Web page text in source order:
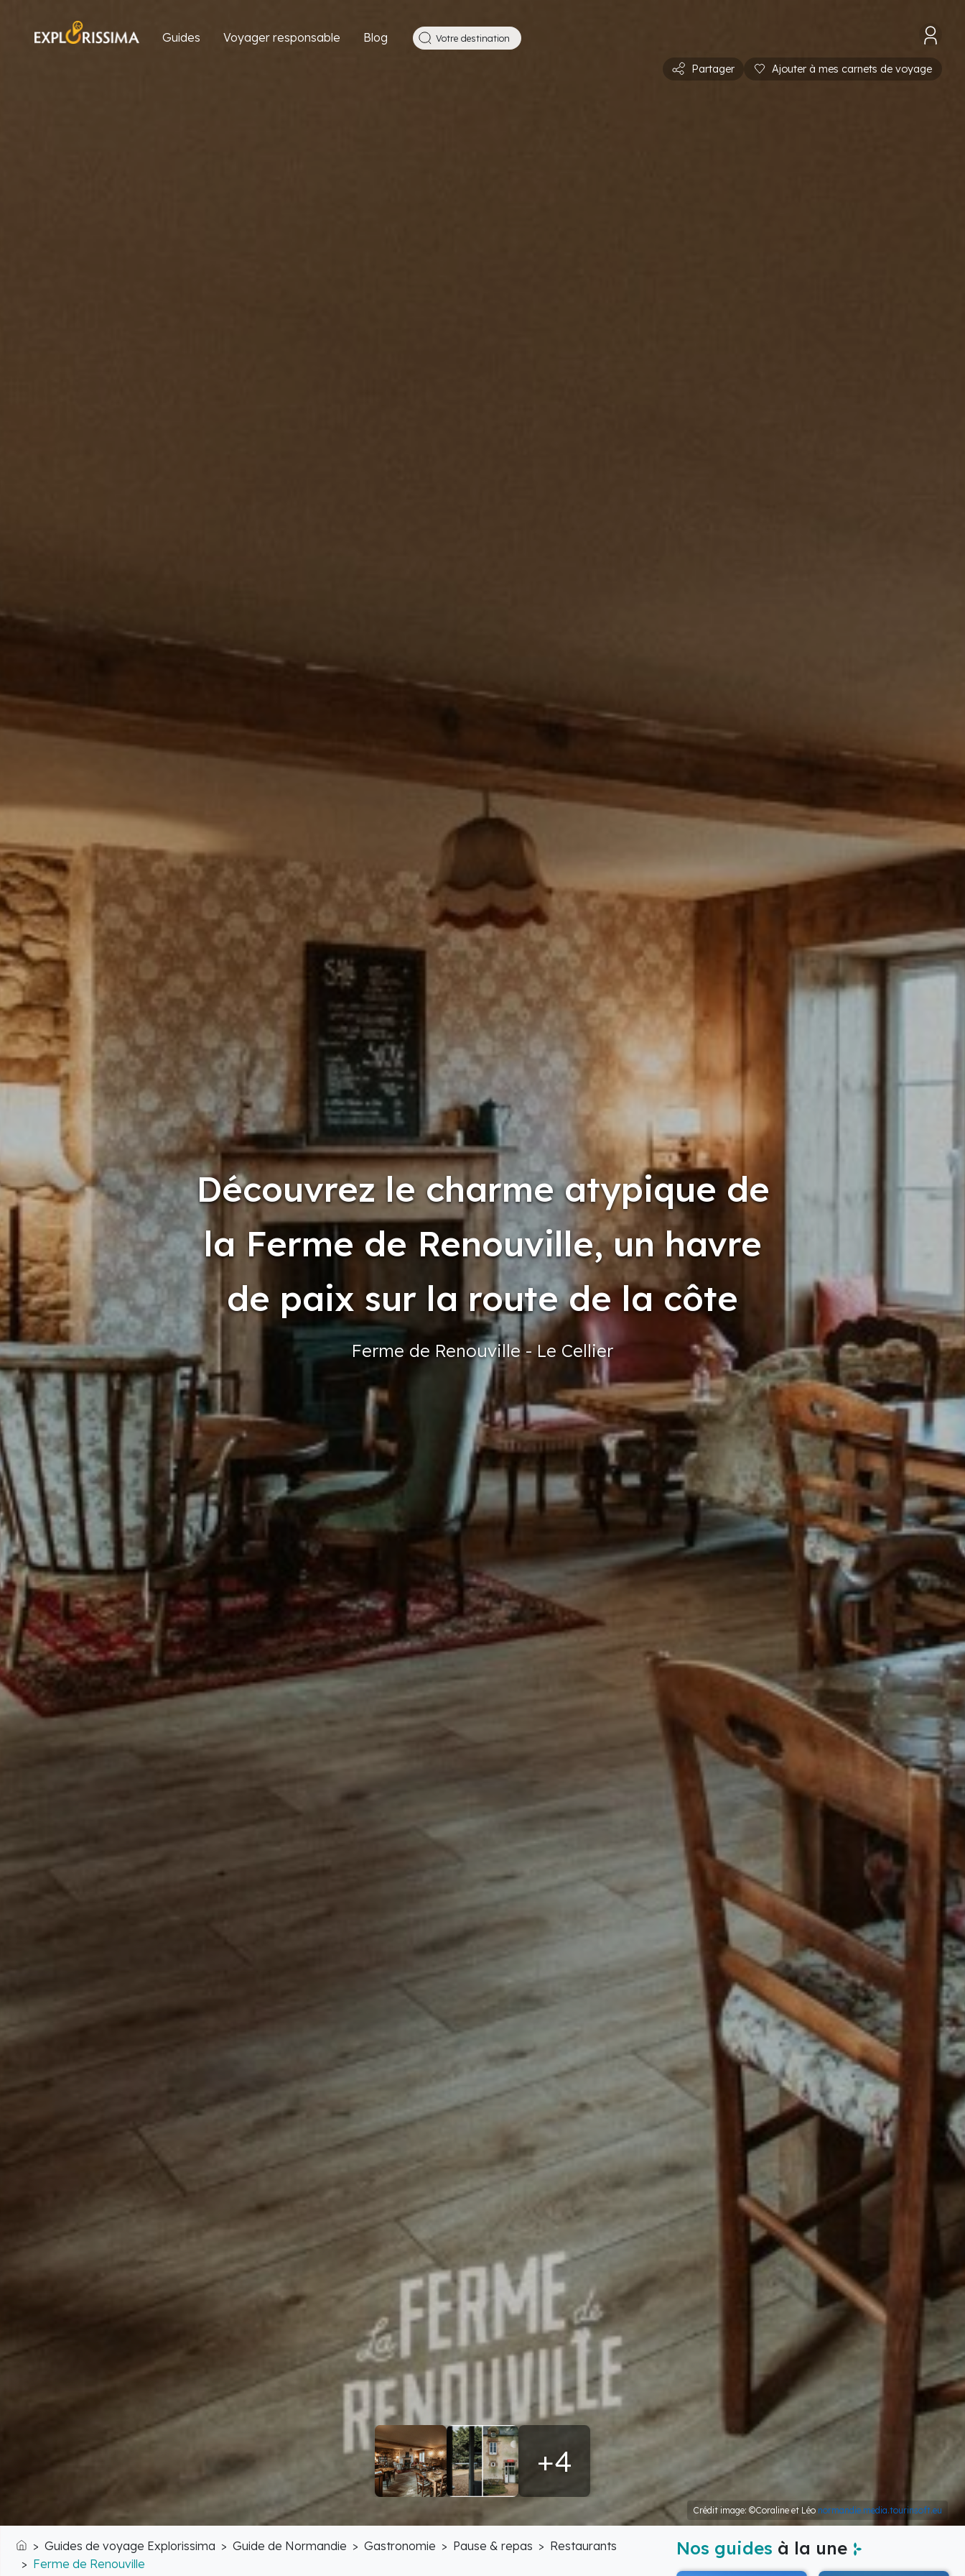
Partager Ajouter à mes carnets de voyage
Découvrez le charme atypique de
la Ferme de Renouville, un havre
de paix sur la route de la côte
Ferme de Renouville - Le Cellier
+4
Crédit image: ©Coraline et Léo normandie.media.tourinsoft.eu
Accueil
Guides de voyage Explorissima Guide de Normandie Gastronomie Pause & repas
Restaurants
Ferme de Renouville
Nos guides à la une
Guides Voyager responsable Blog Votre destination